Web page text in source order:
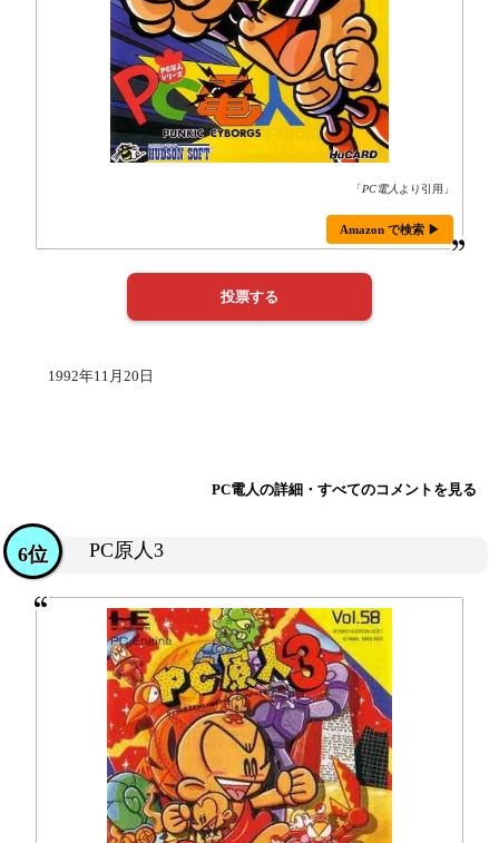
「PC電人 より引用」
Amazon で検索 ▶
1992年11月20日
PC電人の詳細・すべてのコメントを見る
PC原人3
6位